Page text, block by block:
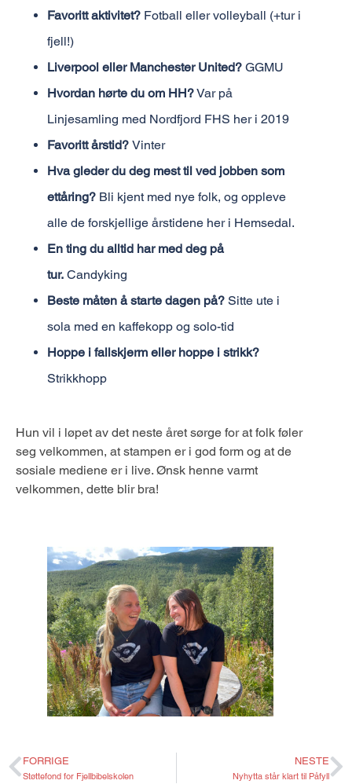
Favoritt aktivitet? Fotball eller volleyball (+tur i
fjell!)
Liverpool eller Manchester United? GGMU
Hvordan hørte du om HH?Var på
Linjesamling med Nordfjord FHS her i 2019
Favoritt årstid? Vinter
Hva gleder du deg mest til ved jobben som
ettåring? Bli kjent med nye folk, og oppleve
alle de forskjellige årstidene her i Hemsedal.
En ting du alltid har med deg på
tur. Candyking
Beste måten å starte dagen på? Sitte ute i
sola med en kaffekopp og solo-tid
Hoppe i fallskjerm eller hoppe i strikk?
Strikkhopp
Hun vil i løpet av det neste året sørge for at folk føler
seg velkommen, at stampen er i god form og at de
sosiale mediene er i live. Ønsk henne varmt
velkommen, dette blir bra!
FORRIGE
Støttefond for Fjellbibelskolen
NESTE
Nyhytta står klart til Påfyll